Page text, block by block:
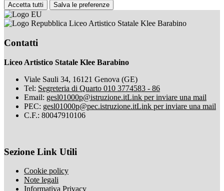
Accetta tutti Salva le preferenze
Liceo Artistico Statale Klee Barabino
Contatti
Liceo Artistico Statale Klee Barabino
Viale Sauli 34, 16121 Genova (GE)
Tel: Segreteria di Quarto 010 3774583 - 86
Email: gesl01000p@istruzione.itLink per inviare una mail
PEC: gesl01000p@pec.istruzione.itLink per inviare una mail
C.F.: 80047910106
Sezione Link Utili
Cookie policy
Note legali
Informativa Privacy